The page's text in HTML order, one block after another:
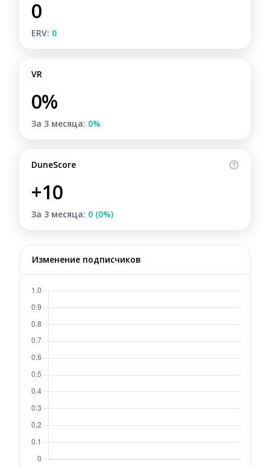
0
ERV: 0
VR
0%
За 3 месяца: 0%
DuneScore
+10
За 3 месяца: 0 (0%)
Изменение подписчиков